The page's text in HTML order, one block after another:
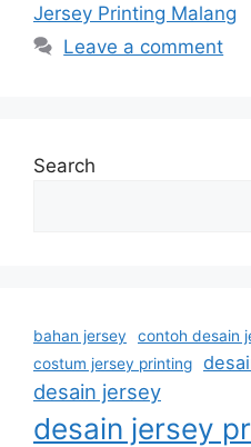
Jersey Printing Malang
Leave a comment
Search
bahan jersey
contoh desain
costum jersey printing
desain jersey
desain jersey